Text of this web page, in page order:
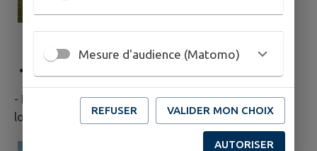
- Equipements fitness, panier de basket et cage au
lotissement "la Poizatière" :
Mesure d'audience (Matomo)
REFUSER VALIDER MON CHOIX
AUTORISER